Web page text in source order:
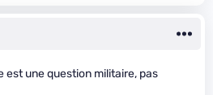
est une question militaire, pas